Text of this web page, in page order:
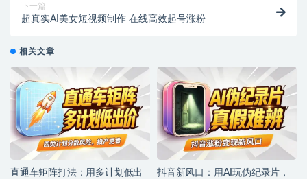
下一篇
超真实AI美女短视频制作 在线高效起号涨粉
相关文章
直通车矩阵打法：用多计划低出
抖音新风口：用AI玩伪纪录片，